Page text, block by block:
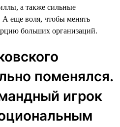
а также сильные
еще воля, чтобы менять
больших организаций.
поменялся.
игрок